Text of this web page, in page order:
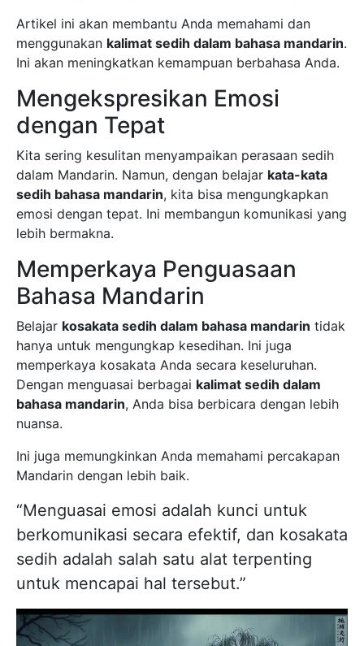
Artikel ini akan membantu Anda memahami dan
menggunakan kalimat sedih dalam bahasa mandarin.
Ini akan meningkatkan kemampuan berbahasa Anda.
Mengekspresikan Emosi
dengan Tepat
Kita sering kesulitan menyampaikan perasaan sedih
dalam Mandarin. Namun, dengan belajar kata-kata
sedih bahasa mandarin, kita bisa mengungkapkan
emosi dengan tepat. Ini membangun komunikasi yang
lebih bermakna.
Memperkaya Penguasaan
Bahasa Mandarin
Belajar kosakata sedih dalam bahasa mandarin tidak
hanya untuk mengungkap kesedihan. Ini juga
memperkaya kosakata Anda secara keseluruhan.
Dengan menguasai berbagai kalimat sedih dalam
bahasa mandarin, Anda bisa berbicara dengan lebih
nuansa.
Ini juga memungkinkan Anda memahami percakapan
Mandarin dengan lebih baik.
“Menguasai emosi adalah kunci untuk
berkomunikasi secara efektif, dan kosakata
sedih adalah salah satu alat terpenting
untuk mencapai hal tersebut.”